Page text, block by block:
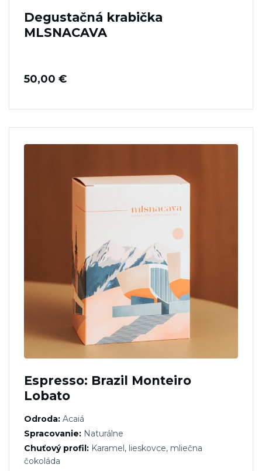
Degustačná krabička
MLSNACAVA
50,00 €
Espresso: Brazil Monteiro
Lobato
Odroda: Acaiá
Spracovanie: Naturálne
Chuťový profil: Karamel, lieskovce, mliečna
čokoláda